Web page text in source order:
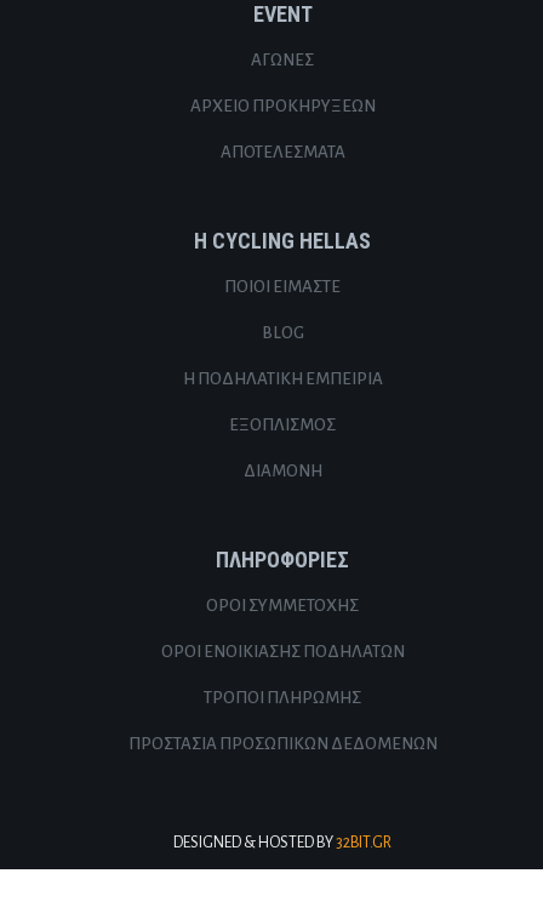
EVENT
ΑΓΏΝΕΣ
ΑΡΧΕΊΟ ΠΡΟΚΗΡΎΞΕΩΝ
ΑΠΟΤΕΛΈΣΜΑΤΑ
Η CYCLING HELLAS
ΠΟΙΟΙ ΕΊΜΑΣΤΕ
BLOG
Η ΠΟΔΗΛΑΤΙΚΉ ΕΜΠΕΙΡΊΑ
ΕΞΟΠΛΙΣΜΌΣ
ΔΙΑΜΟΝΉ
ΠΛΗΡΟΦΟΡΊΕΣ
ΌΡΟΙ ΣΥΜΜΕΤΟΧΉΣ
ΌΡΟΙ ΕΝΟΙΚΊΑΣΗΣ ΠΟΔΗΛΆΤΩΝ
ΤΡΌΠΟΙ ΠΛΗΡΩΜΉΣ
ΠΡΟΣΤΑΣΊΑ ΠΡΟΣΩΠΙΚΏΝ ΔΕΔΟΜΈΝΩΝ
DESIGNED & HOSTED BY32BIT.GR